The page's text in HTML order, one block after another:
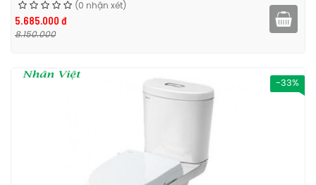
(0 nhận xét)
5.685.000 đ
8.150.000
-33%